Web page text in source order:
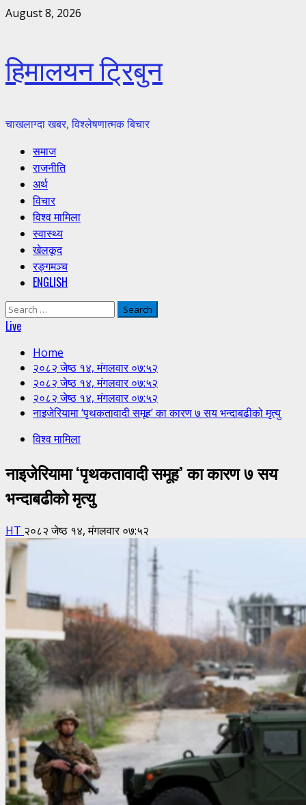
Skip
August 8, 2026
हिमालयन ट्रिबुन
चाखलाग्दा खबर, विश्लेषणात्मक बिचार
Primary
Menu
समाज
राजनीति
अर्थ
विचार
विश्व मामिला
स्वास्थ्य
खेलकूद
रङ्गमञ्च
ENGLISH
Search
for:
Live
Home
२०८२ जेष्ठ १४, मंगलवार ०७:५२
२०८२ जेष्ठ १४, मंगलवार ०७:५२
२०८२ जेष्ठ १४, मंगलवार ०७:५२
नाइजेरियामा ‘पृथकतावादी समूह’ का कारण ७ सय भन्दाबढीको मृत्यु
विश्व मामिला
नाइजेरियामा ‘पृथकतावादी समूह’ का कारण ७ सय
भन्दाबढीको मृत्यु
HT २०८२ जेष्ठ १४, मंगलवार ०७:५२